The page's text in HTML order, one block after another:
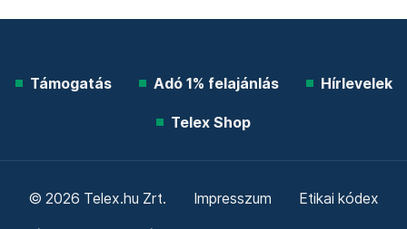
Támogatás Adó 1% felajánlás Hírlevelek
Telex Shop
© 2026 Telex.hu Zrt. Impresszum Etikai kódex